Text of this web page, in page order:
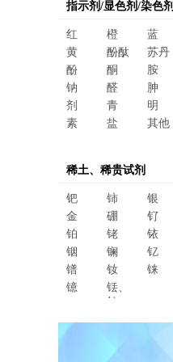
指示剂/显色剂/染色剂
红 橙 蓝
黄
酚酞 苏丹
酚
酮 胺
钠
醛 胂
剂
青 明
素
盐 其他
稀土、稀贵试剂
钯 铈 银
金
硼 钌
铂
铑 铱
铟
镧 钇
镨
钕 铼
镱
铥、
钆、